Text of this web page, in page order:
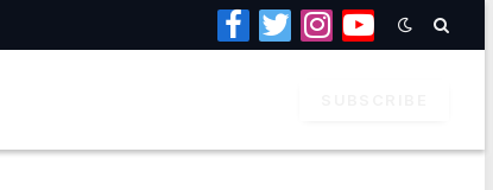
Facebook
TwitterInstagramYouTube